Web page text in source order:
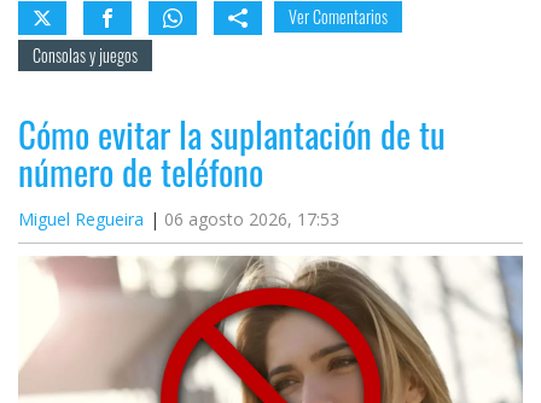
Ver Comentarios
Consolas y juegos
Cómo evitar la suplantación de tu
número de teléfono
Miguel Regueira 06 agosto 2026, 17:53